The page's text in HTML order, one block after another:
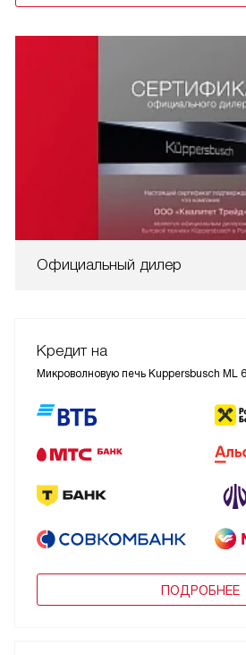
Официальный дилер
Кредит на
Микроволновую печь Kuppersbusch ML
ПОДРОБНЕЕ